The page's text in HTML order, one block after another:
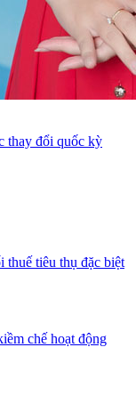
thay đổi quốc kỳ
thuế tiêu thụ đặc biệt
chế hoạt động